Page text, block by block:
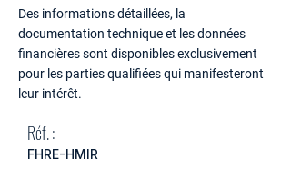
Des informations détaillées, la
documentation technique et les données
financières sont disponibles exclusivement
pour les parties qualifiées qui manifesteront
leur intérêt.
Réf. :
FHRE-HMIR